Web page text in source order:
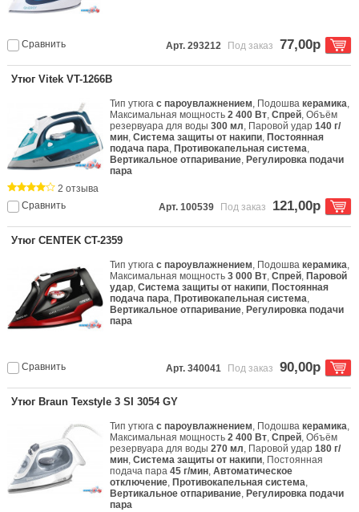
Сравнить Арт. 293212 Под заказ 77,00р
Утюг Vitek VT-1266B
Тип утюгас пароувлажнением, Подошвакерамика,
Максимальная мощность2 400 Вт,Спрей, Объём
резервуара для воды300 мл, Паровой удар140 г/
мин,Система защиты от накипи, Постоянная
подача пара, Противокапельная система,
Вертикальное отпаривание, Регулировка подачи
пара
Сравнить
2 отзыва
Арт. 100539
Под заказ 121,00р
Утюг CENTEK CT-2359
Тип утюгас пароувлажнением, Подошвакерамика,
Максимальная мощность3 000 Вт,Спрей, Паровой
удар,Система защиты от накипи, Постоянная
подача пара, Противокапельная система,
Вертикальное отпаривание, Регулировка подачи
пара
Сравнить Арт. 340041 Под заказ 90,00р
Утюг Braun Texstyle 3 SI 3054 GY
Тип утюгас пароувлажнением, Подошвакерамика,
Максимальная мощность2 400 Вт,Спрей, Объём
резервуара для воды270 мл, Паровой удар180 г/
мин,Система защиты от накипи, Постоянная
подача пара45 г/мин,Автоматическое
отключение, Противокапельная система,
Вертикальное отпаривание, Регулировка подачи
пара